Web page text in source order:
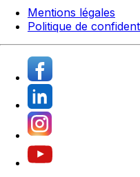
Mentions légales
Politique de